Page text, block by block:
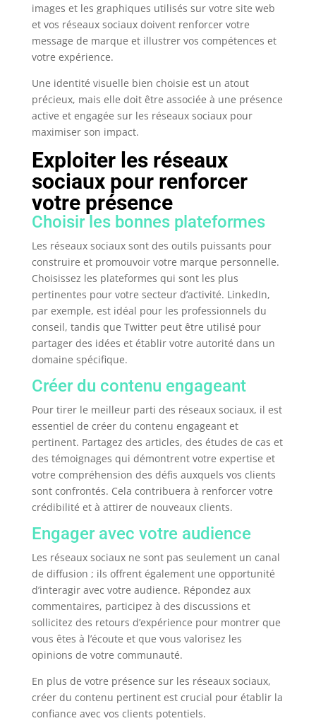
images et les graphiques utilisés sur votre site web
et vos réseaux sociaux doivent renforcer votre
message de marque et illustrer vos compétences et
votre expérience.
Une identité visuelle bien choisie est un atout
précieux, mais elle doit être associée à une présence
active et engagée sur les réseaux sociaux pour
maximiser son impact.
Exploiter les réseaux
sociaux pour renforcer
votre présence
Choisir les bonnes plateformes
Les réseaux sociaux sont des outils puissants pour
construire et promouvoir votre marque personnelle.
Choisissez les plateformes qui sont les plus
pertinentes pour votre secteur d’activité. LinkedIn,
par exemple, est idéal pour les professionnels du
conseil, tandis que Twitter peut être utilisé pour
partager des idées et établir votre autorité dans un
domaine spécifique.
Créer du contenu engageant
Pour tirer le meilleur parti des réseaux sociaux, il est
essentiel de créer du contenu engageant et
pertinent. Partagez des articles, des études de cas et
des témoignages qui démontrent votre expertise et
votre compréhension des défis auxquels vos clients
sont confrontés. Cela contribuera à renforcer votre
crédibilité et à attirer de nouveaux clients.
Engager avec votre audience
Les réseaux sociaux ne sont pas seulement un canal
de diffusion ; ils offrent également une opportunité
d’interagir avec votre audience. Répondez aux
commentaires, participez à des discussions et
sollicitez des retours d’expérience pour montrer que
vous êtes à l’écoute et que vous valorisez les
opinions de votre communauté.
En plus de votre présence sur les réseaux sociaux,
créer du contenu pertinent est crucial pour établir la
confiance avec vos clients potentiels.